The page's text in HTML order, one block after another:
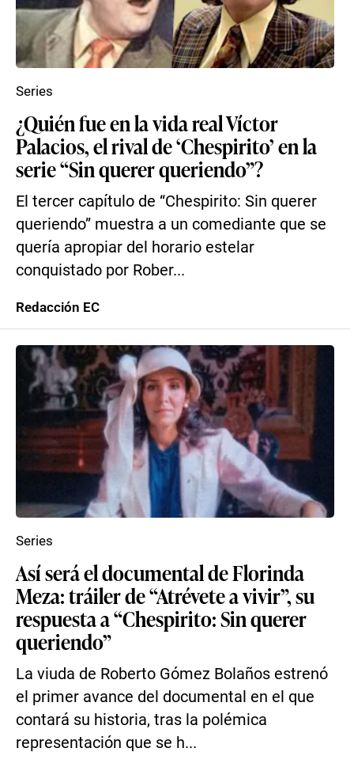
¿Quién fue en la vida real Víctor
Palacios, el rival de ‘Chespirito’ en la
serie “Sin querer queriendo”?
El tercer capítulo de “Chespirito: Sin querer
queriendo” muestra a un comediante que se
quería apropiar del horario estelar
conquistado por Rober...
Series
Redacción EC
Así será el documental de Florinda
Meza: tráiler de “Atrévete a vivir”, su
respuesta a “Chespirito: Sin querer
queriendo”
La viuda de Roberto Gómez Bolaños estrenó
el primer avance del documental en el que
contará su historia, tras la polémica
representación que se h...
Series